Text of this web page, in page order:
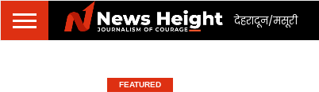
देहरादून/मसूरी
FEATURED